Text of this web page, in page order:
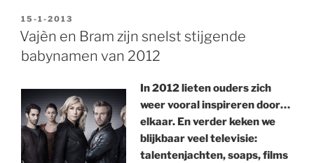
GEPLAATST
OP
15-1-2013
Vajèn en Bram zijn snelst stijgende
babynamen van 2012
In 2012 lieten ouders zich
weer vooral inspireren door…
elkaar. En verder keken we
blijkbaar veel televisie:
talentenjachten, soaps, films